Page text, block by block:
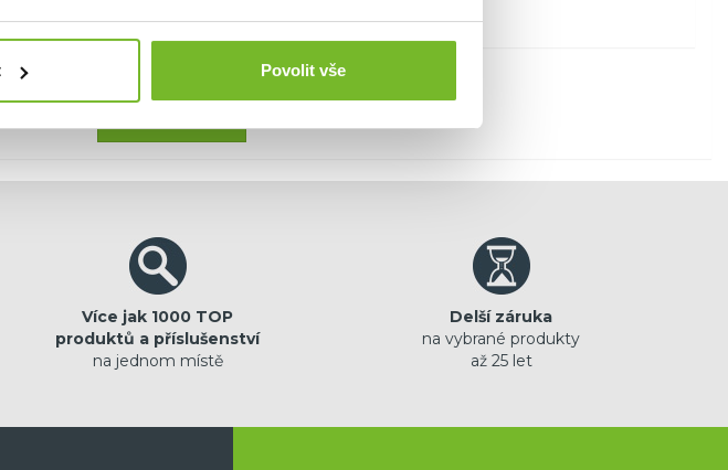
Povolit vše
Více jak 1000 TOP
produktů a příslušenství
na jednom místě
Delší záruka
na vybrané produkty
až 25 let